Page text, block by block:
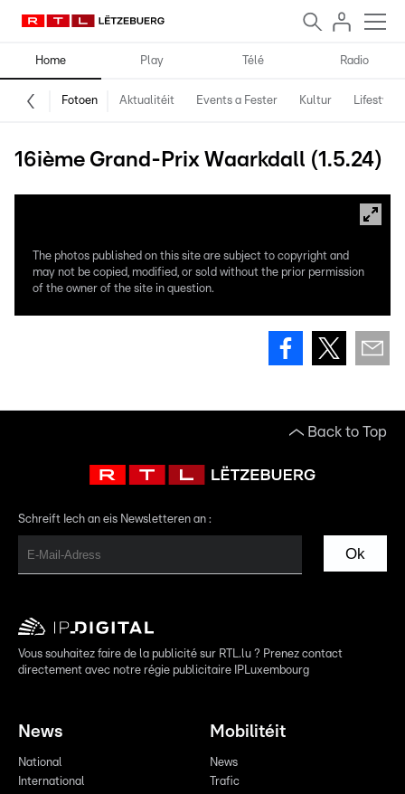
Home Play Télé Radio
Fotoen Aktualitéit Events a Fester Kultur Lifestyle
16ième Grand-Prix Waarkdall (1.5.24)
The photos published on this site are subject to copyright and
may not be copied, modified, or sold without the prior permission
of the owner of the site in question.
Back to Top
Schreift Iech an eis Newsletteren an :
Ok
Vous souhaitez faire de la publicité sur RTL.lu ? Prenez contact
directement avec notre régie publicitaire IPLuxembourg
News
National
International
Mobilitéit
News
Trafic